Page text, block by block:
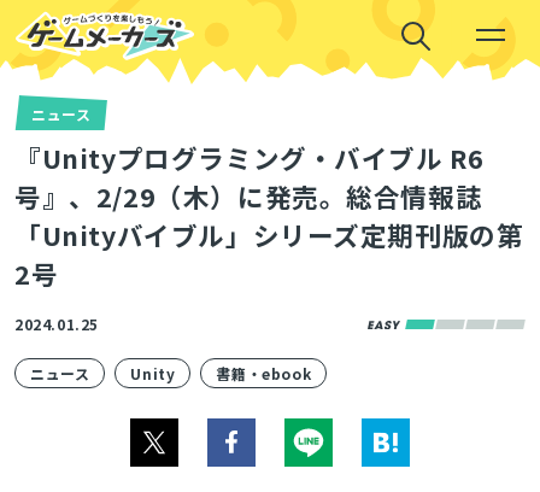
ニュース
『Unityプログラミング・バイブル R6
号』、2/29（木）に発売。総合情報誌
「Unityバイブル」シリーズ定期刊版の第
2号
2024.01.25
ニュース Unity 書籍・ebook